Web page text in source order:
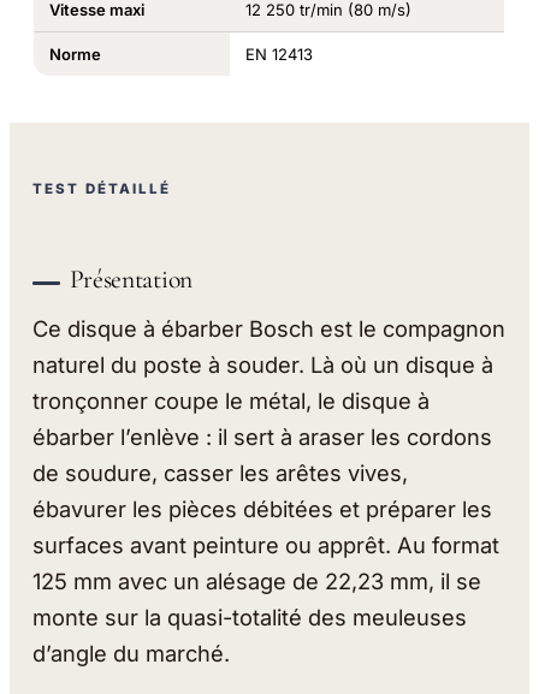
Vitesse maxi 12 250 tr/min (80 m/s)
Norme EN 12413
TEST DÉTAILLÉ
Présentation
Ce disque à ébarber Bosch est le compagnon
naturel du poste à souder. Là où un disque à
tronçonner coupe le métal, le disque à
ébarber l’enlève : il sert à araser les cordons
de soudure, casser les arêtes vives,
ébavurer les pièces débitées et préparer les
surfaces avant peinture ou apprêt. Au format
125 mm avec un alésage de 22,23 mm, il se
monte sur la quasi-totalité des meuleuses
d’angle du marché.